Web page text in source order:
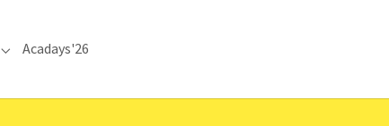
Submenu for "Communications"
Acadays'26